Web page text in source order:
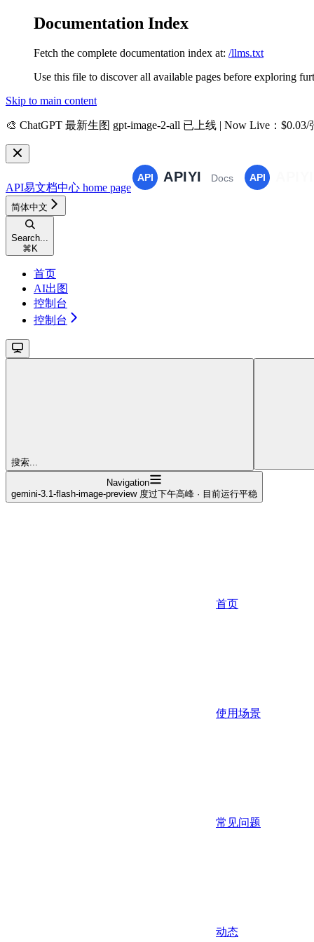
Documentation Index
Fetch the complete documentation index at: /llms.txt
Use this file to discover all available pages before exploring
Skip to main content
🎨 ChatGPT 最新生图 gpt-image-2-all 已上线 | Now Live ：
API易文档中心 home page
简体中文
Search...
⌘ K
首页
AI出图
控制台
控制台
搜索...
Navigation
gemini-3.1-flash-image-preview 度过下午高峰 · 目前运行平稳
首页
使用场景
常见问题
动态